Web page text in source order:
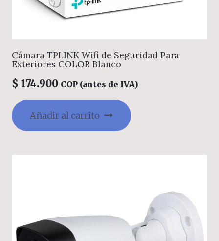
Cámara TPLINK Wifi de Seguridad Para
Exteriores COLOR Blanco
$ 174.900 COP (antes de IVA)
Añadir al carrito